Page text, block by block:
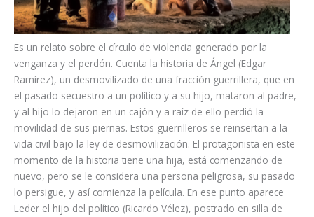
Es un relato sobre el círculo de violencia generado por la
venganza y el perdón. Cuenta la historia de Ángel (Edgar
Ramírez), un desmovilizado de una fracción guerrillera, que en
el pasado secuestro a un político y a su hijo, mataron al padre,
y al hijo lo dejaron en un cajón y a raíz de ello perdió la
movilidad de sus piernas. Estos guerrilleros se reinsertan a la
vida civil bajo la ley de desmovilización. El protagonista en este
momento de la historia tiene una hija, está comenzando de
nuevo, pero se le considera una persona peligrosa, su pasado
lo persigue, y así comienza la película. En ese punto aparece
Leder el hijo del político (Ricardo Vélez), postrado en silla de